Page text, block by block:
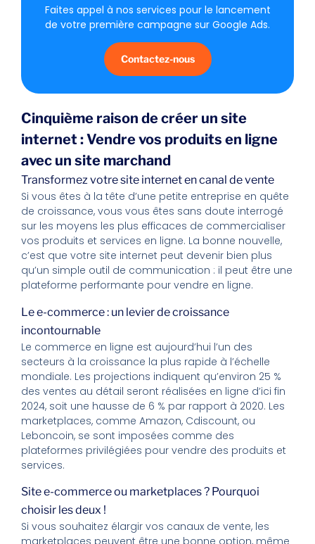
Faites appel à nos services pour le lancement
de votre première campagne sur Google Ads.
Contactez-nous
Cinquième raison de créer un site
internet : Vendre vos produits en ligne
avec un site marchand
Transformez votre site internet en canal de vente
Si vous êtes à la tête d’une petite entreprise en quête
de croissance, vous vous êtes sans doute interrogé
sur les moyens les plus efficaces de commercialiser
vos produits et services en ligne. La bonne nouvelle,
c’est que votre site internet peut devenir bien plus
qu’un simple outil de communication : il peut être une
plateforme performante pour vendre en ligne.
Le e-commerce : un levier de croissance
incontournable
Le commerce en ligne est aujourd’hui l’un des
secteurs à la croissance la plus rapide à l’échelle
mondiale. Les projections indiquent qu’environ 25 %
des ventes au détail seront réalisées en ligne d’ici fin
2024, soit une hausse de 6 % par rapport à 2020. Les
marketplaces, comme Amazon, Cdiscount, ou
Leboncoin, se sont imposées comme des
plateformes privilégiées pour vendre des produits et
services.
Site e-commerce ou marketplaces ? Pourquoi
choisir les deux !
Si vous souhaitez élargir vos canaux de vente, les